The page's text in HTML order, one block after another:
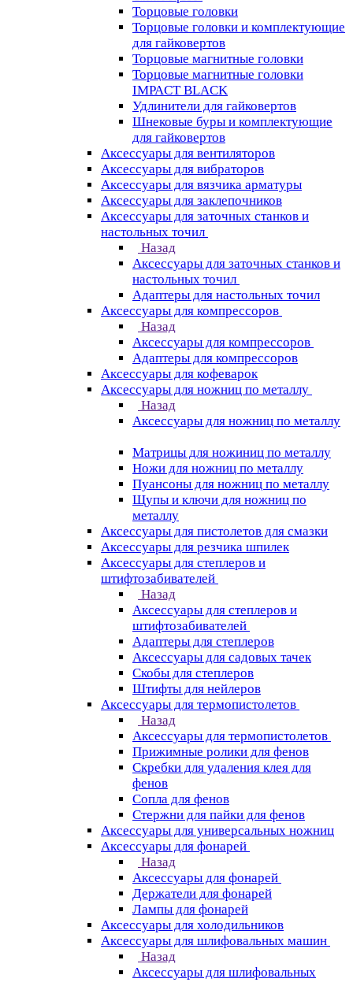
Торцовые головки
Торцовые головки и комплектующие
для гайковертов
Торцовые магнитные головки
Торцовые магнитные головки
IMPACT BLACK
Удлинители для гайковертов
Шнековые буры и комплектующие
для гайковертов
Аксессуары для вентиляторов
Аксессуары для вибраторов
Аксессуары для вязчика арматуры
Аксессуары для заклепочников
Аксессуары для заточных станков и
настольных точил
Назад
Аксессуары для заточных станков и
настольных точил
Адаптеры для настольных точил
Аксессуары для компрессоров
Назад
Аксессуары для компрессоров
Адаптеры для компрессоров
Аксессуары для кофеварок
Аксессуары для ножниц по металлу
Назад
Аксессуары для ножниц по металлу
Матрицы для ножиниц по металлу
Ножи для ножниц по металлу
Пуансоны для ножниц по металлу
Щупы и ключи для ножниц по
металлу
Аксессуары для пистолетов для смазки
Аксессуары для резчика шпилек
Аксессуары для степлеров и
штифтозабивателей
Назад
Аксессуары для степлеров и
штифтозабивателей
Адаптеры для степлеров
Аксессуары для садовых тачек
Скобы для степлеров
Штифты для нейлеров
Аксессуары для термопистолетов
Назад
Аксессуары для термопистолетов
Прижимные ролики для фенов
Скребки для удаления клея для
фенов
Сопла для фенов
Стержни для пайки для фенов
Аксессуары для универсальных ножниц
Аксессуары для фонарей
Назад
Аксессуары для фонарей
Держатели для фонарей
Лампы для фонарей
Аксессуары для холодильников
Аксессуары для шлифовальных машин
Назад
Аксессуары для шлифовальных